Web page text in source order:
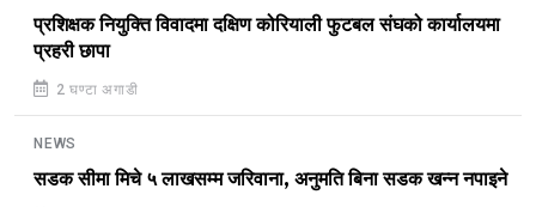
प्रशिक्षक नियुक्ति विवादमा दक्षिण कोरियाली फुटबल संघको कार्यालयमा
प्रहरी छापा
2 घण्टा अगाडी
NEWS
सडक सीमा मिचे ५ लाखसम्म जरिवाना, अनुमति बिना सडक खन्न नपाइने